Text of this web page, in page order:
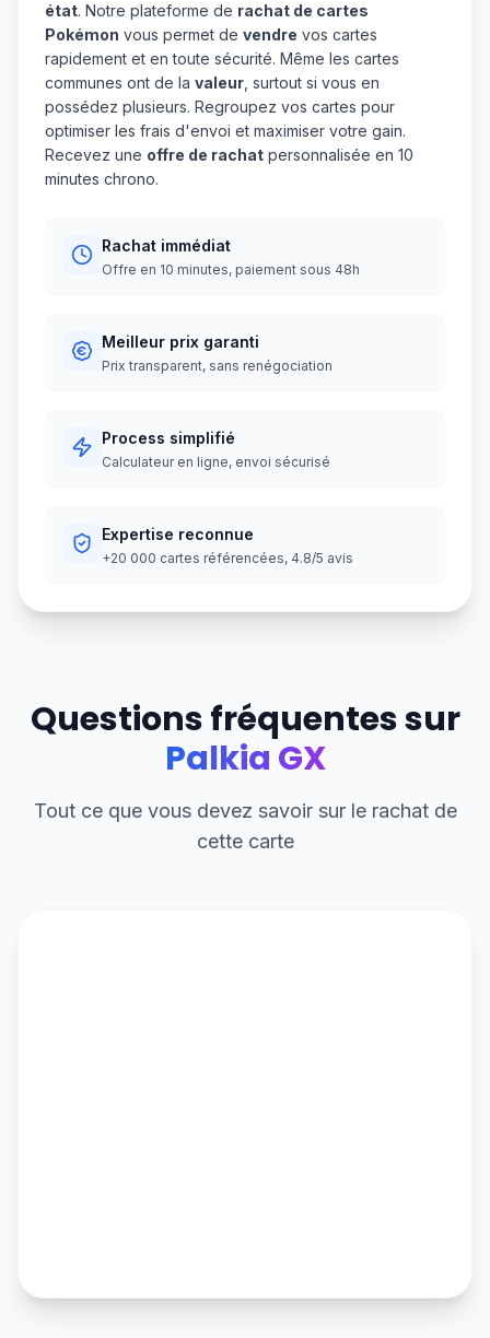
état. Notre plateforme de rachat de cartes
Pokémon vous permet de vendre vos cartes
rapidement et en toute sécurité. Même les cartes
communes ont de la valeur , surtout si vous en
possédez plusieurs. Regroupez vos cartes pour
optimiser les frais d'envoi et maximiser votre gain.
Recevez une offre de rachat personnalisée en 10
minutes chrono.
Rachat immédiat
Offre en 10 minutes, paiement sous 48h
Meilleur prix garanti
Prix transparent, sans renégociation
Process simplifié
Calculateur en ligne, envoi sécurisé
Expertise reconnue
+20 000 cartes référencées, 4.8/5 avis
Questions fréquentes sur
Palkia GX
Tout ce que vous devez savoir sur le rachat de
cette carte